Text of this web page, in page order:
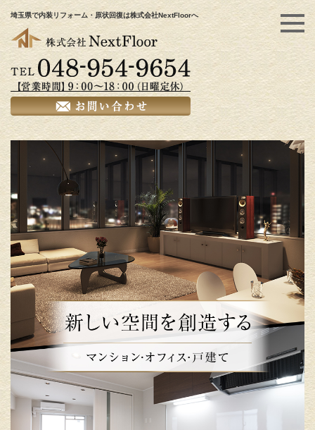
埼玉県で内装リフォーム・原状回復は株式会社NextFloorへ